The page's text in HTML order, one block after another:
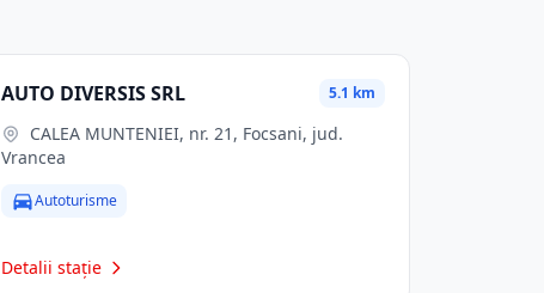
AUTO DIVERSIS SRL 5.1 km
Vrancea
Autoturisme
Detalii stație